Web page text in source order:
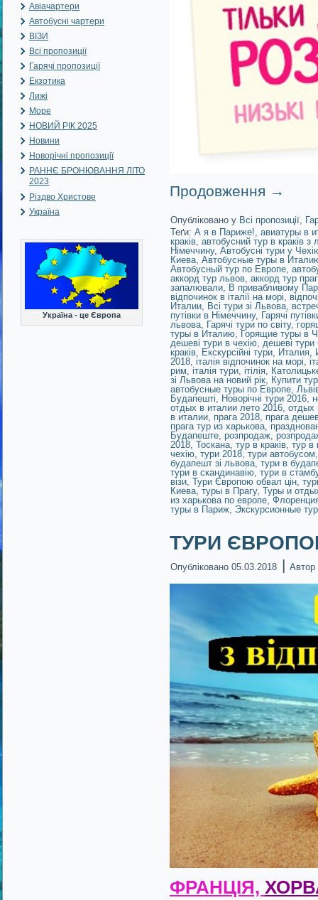
Авіачартери
Автобусні чартери
ВІЗИ
Всі пропозиції
Гарячі пропозиції
Екзотика
Лижі
Море
НОВИЙ РІК 2025
Новини
Новорічні пропозиції
РАННЄ БРОНЮВАННЯ ЛІТО
2023
Різдво Христове
Україна
Україна - це Європа
Продовження →
Опубліковано у Всі пропозиції,
Теґи: А я в Париже!, авиатуры в
краків, автобусний тур в краків з
Німеччину, Автобусні тури у
Киева, Автобусные туры в
Автобусный тур по Европе,
аккорд тур львов, аккорд тур
запалювали, В привабливому
відпочинок в італії на морі,
Италии, Всі тури зі Львова,
путівки в Німеччину, Гарячі
львова, Гарячі тури по світу,
туры в Италию, Горящие туры в
дешеві тури в чехію, дешеві
краків, Екскурсійні тури, Италия,
2018, італія відпочинок на морі,
рим, італія тури, ітілія,
зі Львова на новий рік, Купити
автобусные туры по Европе,
Будапешті, Новорічні тури 2016,
отдых в италии лето 2016, отдых
в италии, прага 2018, прага
прага тур из харькова,
Будапеште, розпродаж,
2018, Тоскана, тур в краків, тур в
чехію, тури 2018, тури автобусом
будапешт зі львова, тури в
тури в скандинавію, тури в
візи, Тури Європою обвал цін,
Киева, туры в Прагу, Туры и
из харькова по европе,
туры в Париж, Экскурсионные
ТУРИ
Опубліковано 05.03.2018 | Автор
ФРАНЦІЯ,